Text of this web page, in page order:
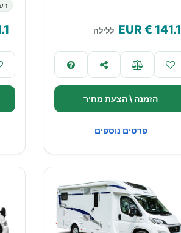
141.1
€ EUR ללילה
הזמנה \ הצעת מחיר
פרטים נוספים